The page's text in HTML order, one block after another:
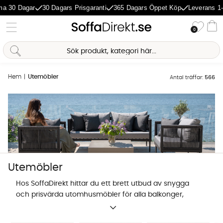
30 Dagars Prisgaranti 365 Dagars Öppet Köp Leverans 1-5
0
Hem Utemöbler Antal träffar: 566
Utemöbler
Hos SoffaDirekt hittar du ett brett utbud av snygga
och prisvärda utomhusmöbler för alla balkonger,
uteplatser och lummiga trädgårdar. Om du har sökt